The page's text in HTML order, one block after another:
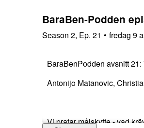
BaraBen-Podden
Season 2, Ep. 21 • fredag 9
BaraBenPodden avsnitt
Antonijo Matanovic,
Vi pratar målskytte - vad